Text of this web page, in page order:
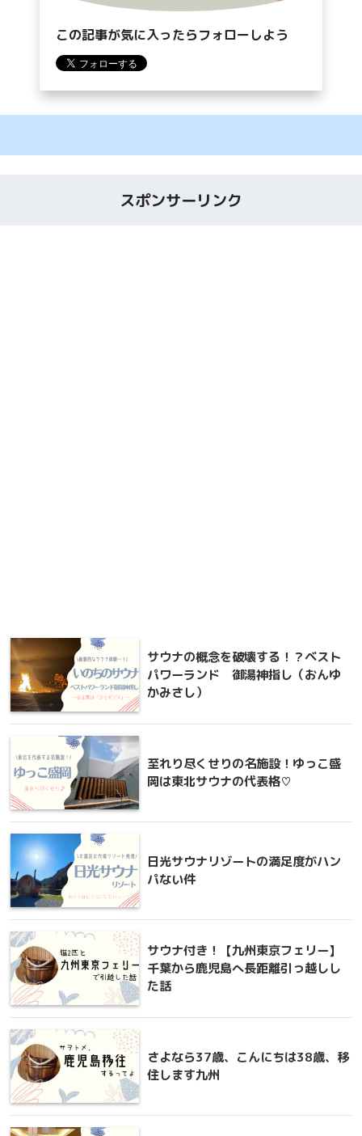
この記事が気に入ったらフォローしよう
スポンサーリンク
サウナの概念を破壊する！？ベスト
パワーランド 御湯神指し（おんゆ
かみさし）
至れり尽くせりの名施設！ゆっこ盛
岡は東北サウナの代表格♡
日光サウナリゾートの満足度がハン
パない件
サウナ付き！【九州東京フェリー】
千葉から鹿児島へ長距離引っ越しし
た話
さよなら37歳、こんにちは38歳、移
住します九州